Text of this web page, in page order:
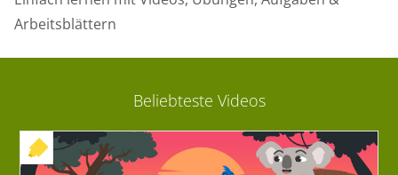
Arbeitsblättern
Beliebteste Videos
+ INTERAKTIVE ÜBUNG